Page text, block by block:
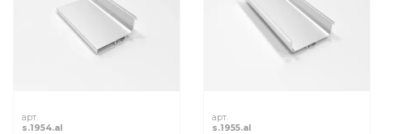
арт.
s.1954.al
арт.
s.1955.al